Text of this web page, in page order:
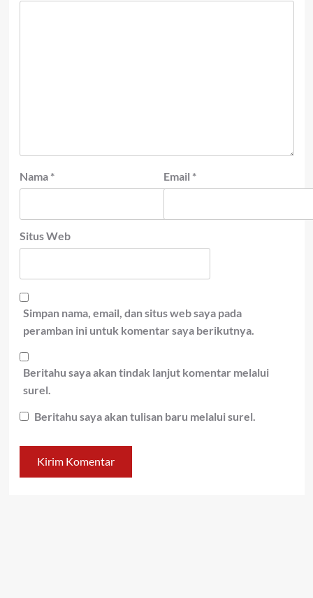
Nama * Email *
Situs Web
Simpan nama, email, dan situs web saya pada
peramban ini untuk komentar saya berikutnya.
Beritahu saya akan tindak lanjut komentar melalui
surel.
Beritahu saya akan tulisan baru melalui surel.